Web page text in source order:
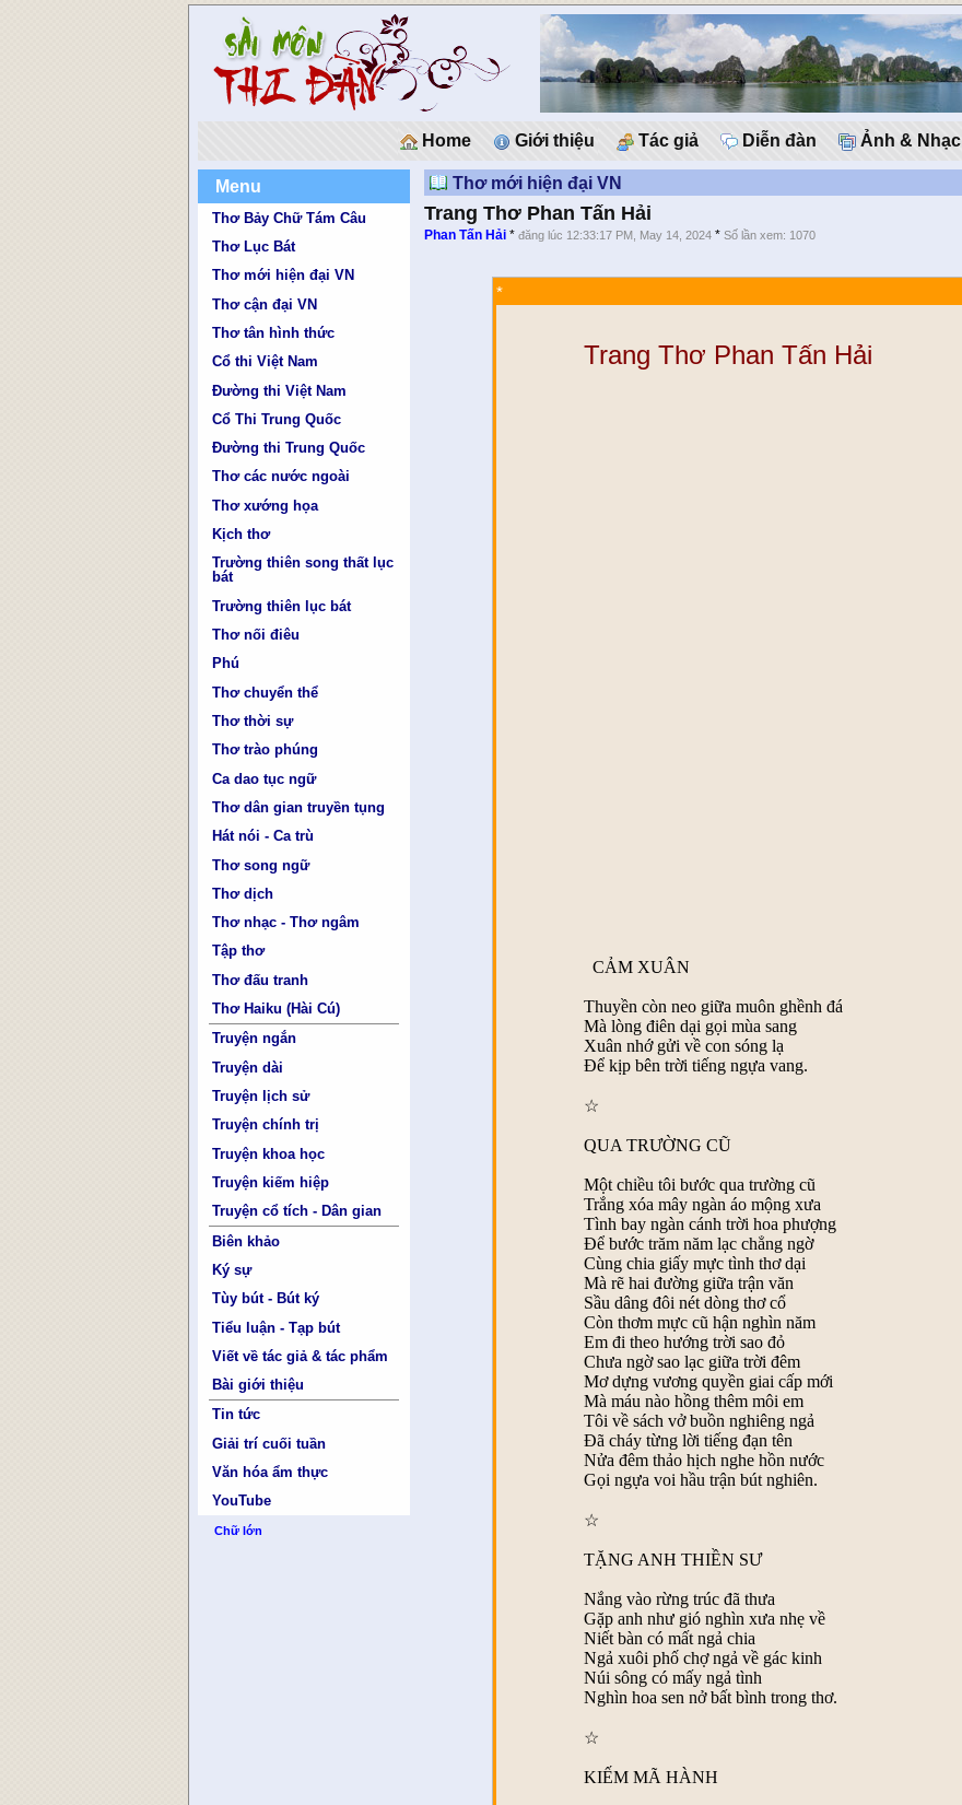
Home Giới thiệu Tác giả Diễn đàn Ảnh & Nhạc
Menu
Thơ Bảy Chữ Tám Câu
Thơ Lục Bát
Thơ mới hiện đại VN
Thơ cận đại VN
Thơ tân hình thức
Cổ thi Việt Nam
Đường thi Việt Nam
Cổ Thi Trung Quốc
Đường thi Trung Quốc
Thơ các nước ngoài
Thơ xướng họa
Kịch thơ
Trường thiên song thất lục
bát
Trường thiên lục bát
Thơ nối điêu
Phú
Thơ chuyển thể
Thơ thời sự
Thơ trào phúng
Ca dao tục ngữ
Thơ dân gian truyền tụng
Hát nói - Ca trù
Thơ song ngữ
Thơ dịch
Thơ nhạc - Thơ ngâm
Tập thơ
Thơ đấu tranh
Thơ Haiku (Hài Cú)
Truyện ngắn
Truyện dài
Truyện lịch sử
Truyện chính trị
Truyện khoa học
Truyện kiếm hiệp
Truyện cổ tích - Dân gian
Biên khảo
Ký sự
Tùy bút - Bút ký
Tiểu luận - Tạp bút
Viết về tác giả & tác phẩm
Bài giới thiệu
Tin tức
Giải trí cuối tuần
Văn hóa ẩm thực
YouTube
Chữ lớn
Thơ mới hiện đại VN
Trang Thơ Phan Tấn Hải
Phan Tấn Hải *đăng lúc 12:33:17 PM, May 14, 2024 *Số lần xem: 1070
*
Trang Thơ Phan Tấn Hải
CẢM XUÂN
Thuyền còn neo giữa muôn ghềnh đá
Mà lòng điên dại gọi mùa sang
Xuân nhớ gửi về con sóng lạ
Ðể kịp bên trời tiếng ngựa vang.
☆
QUA TRƯỜNG CŨ
Một chiều tôi bước qua trường cũ
Trắng xóa mây ngàn áo mộng xưa
Tình bay ngàn cánh trời hoa phượng
Ðể bước trăm năm lạc chẳng ngờ
Cùng chia giấy mực tình thơ dại
Mà rẽ hai đường giữa trận văn
Sầu dâng đôi nét dòng thơ cổ
Còn thơm mực cũ hận nghìn năm
Em đi theo hướng trời sao đỏ
Chưa ngờ sao lạc giữa trời đêm
Mơ dựng vương quyền giai cấp mới
Mà máu nào hồng thêm môi em
Tôi về sách vở buồn nghiêng ngả
Ðã cháy từng lời tiếng đạn tên
Nửa đêm thảo hịch nghe hồn nước
Gọi ngựa voi hầu trận bút nghiên.
☆
TẶNG ANH THIỀN SƯ
Nắng vào rừng trúc đã thưa
Gặp anh như gió nghìn xưa nhẹ về
Niết bàn có mất ngả chia
Ngả xuôi phố chợ ngả về gác kinh
Núi sông có mấy ngả tình
Nghìn hoa sen nở bất bình trong thơ.
☆
KIẾM MÃ HÀNH